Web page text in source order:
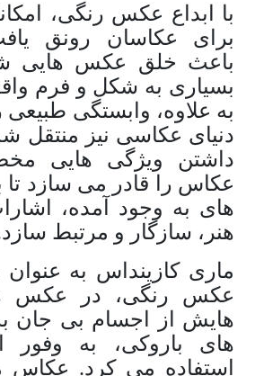
با ابداع عکس رنگی،
برای عکاسان رونق
باعث خلق عکس هایی
بسیاری به شکل و فرم
به علاوه، وابستگی طبیعی
دنیای عکاسی نیز منتقل
داشتن ویژگی هایی
عکاس را قادر می سازد تا
های به وجود آمده،
هنر، سازگار و مرتبط
ماری کازینداس به
عکس رنگی، در عکس
هایش از اجسام بی جان
های باروکی، به وفور
استفاده می کرد. عکاس